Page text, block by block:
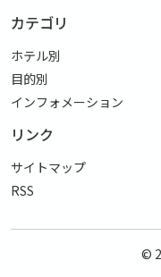
カテゴリ
ホテル別
目的別
インフォメーション
リンク
サイトマップ
RSS
©